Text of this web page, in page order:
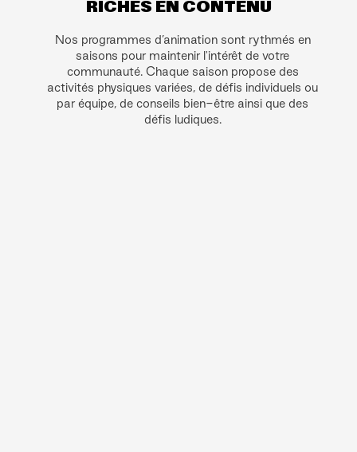
RICHES EN CONTENU
Nos programmes d’animation sont rythmés en
saisons pour maintenir l'intérêt de votre
communauté. Chaque saison propose des
activités physiques variées, de défis individuels ou
par équipe, de conseils bien-être ainsi que des
défis ludiques.